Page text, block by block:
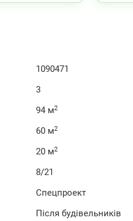
1090471
3
94 м2
60 м2
20 м2
8/21
Спецпроект
Після будівельників